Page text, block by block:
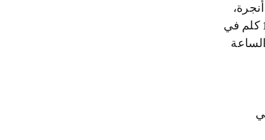
تطوان والمضيق – الفنيدق، حيث يرتقب تسجيل رياح قوية من 80 إلى 100 كلم في
90 كلم في